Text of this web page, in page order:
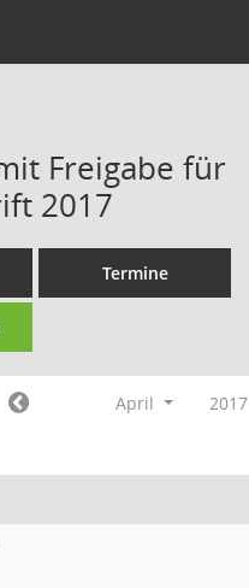
Freigabe für
2017
Termine
April
2017